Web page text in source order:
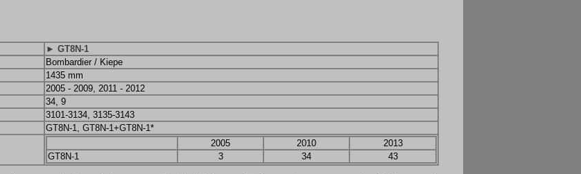
► GT8N-1
Bombardier / Kiepe
1435 mm
2005 - 2009, 2011 - 2012
34, 9
3101-3134, 3135-3143
GT8N-1, GT8N-1+GT8N-1*
2005 2010
2013
GT8N-1
3 34 43